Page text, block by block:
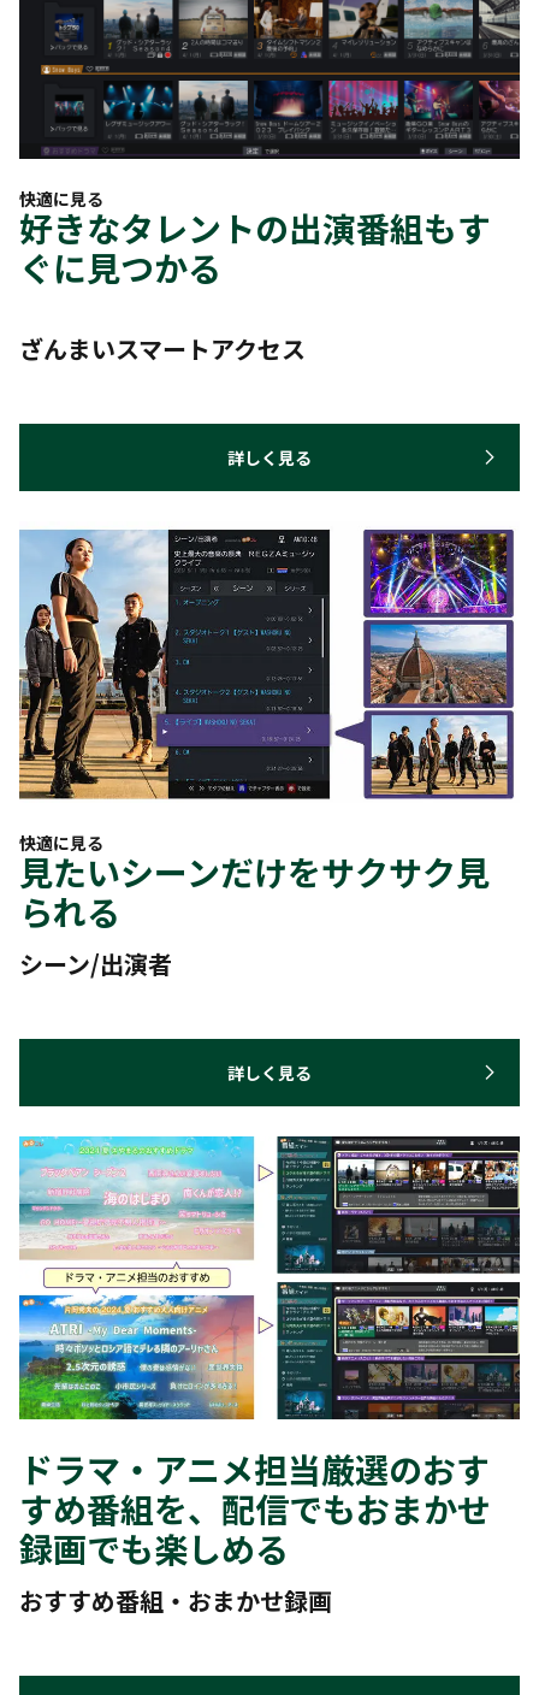
快適に見る
好きなタレントの出演番組もす
ぐに見つかる
ざんまいスマートアクセス
詳しく見る
快適に見る
見たいシーンだけをサクサク見
られる
シーン/出演者
詳しく見る
ドラマ・アニメ担当厳選のおす
すめ番組を、配信でもおまかせ
録画でも楽しめる
おすすめ番組・おまかせ録画